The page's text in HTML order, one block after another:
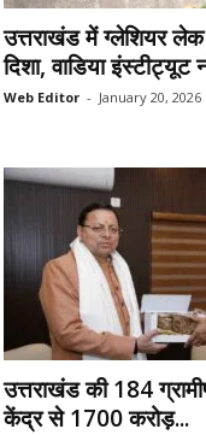
उत्तराखंड में ग्लेशियर
दिशा, वाडिया इंस्टीट्यूट
Web Editor - January 20, 2026
उत्तराखंड की 184
केंद्र से 1700 करोड़...